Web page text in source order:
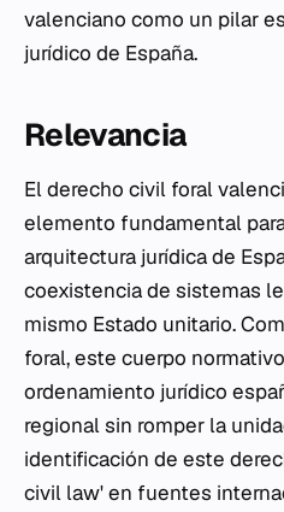
valenciano como un pilar
jurídico de España.
Relevancia
El derecho civil foral
elemento fundamental
arquitectura jurídica de
coexistencia de sistemas
mismo Estado unitario.
foral, este cuerpo
ordenamiento jurídico
regional sin romper la
identificación de este
civil law' en fuentes